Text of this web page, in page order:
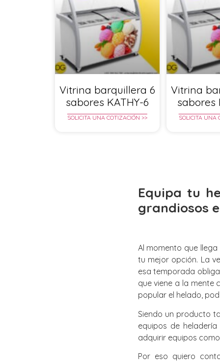
Vitrina barquillera 6
sabores KATHY-6
SOLICITA UNA COTIZACIÓN >>
Vitrina
sabores
SOLICITA UNA
Equipa tu
grandiosos
Al momento que
tu mejor opción. La
esa temporada
que viene a la mente
popular el helado,
Siendo un producto
equipos de
adquirir equipos
Por eso quiero